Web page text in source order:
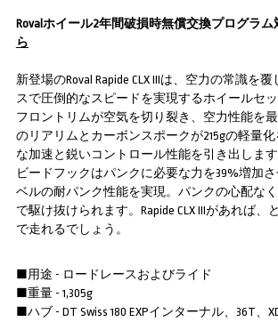
Rovalホイール2年間破損時無償交換プログラ
ら
新登場のRoval Rapide CLX IIIは、空力の常識を
スで圧倒的なスピードを実現するホイールセ
フロントリムが空気を切り裂き、空力性能を
のリアリムとカーボンスポークが215gの軽量
な加速と鋭いコントロール性能を引き出します
ビードフックはパンクに必要な力を39%増加
ベルの耐パンク性能を実現。パンクの心配な
で駆け抜けられます。Rapide CLX IIIがあれば、
で走れるでしょう。
■用途 - ロードレースおよびライド
■重量 - 1,305g
■ハブ - DT Swiss 180 EXPインターナル、36T、